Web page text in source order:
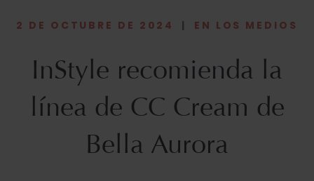
2 DE OCTUBRE DE 2024 | EN LOS MEDIOS
InStyle recomienda la
línea de CC Cream de
Bella Aurora